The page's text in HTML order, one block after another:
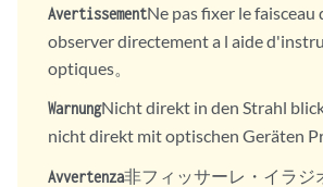
AvertissementNe pas fixer le
observer directement a l aide
optiques。
WarnungNicht direkt in den Strahl
nicht direkt mit optischen Geräten
Avvertenza非フィッサーレ・イラジ